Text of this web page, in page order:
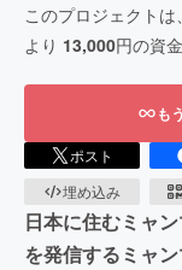
このプロジェクトは、
より 13,000円の資
も
ポスト
埋め込み
日本に住むミャ
を発信するミャ